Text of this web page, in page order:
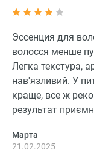
Эссенция для
волосся менше
Легка текстура,
нав'язливий. У
краще, все ж
результат
Марта
21.02.2025